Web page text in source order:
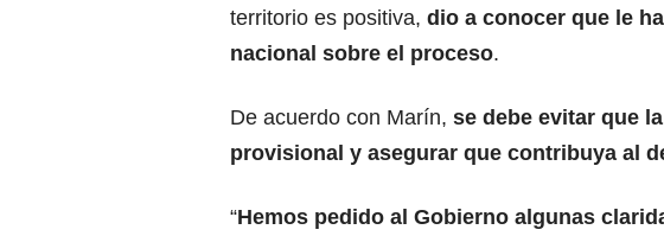
territorio es positiva, dio a conocer que le
nacional sobre el proceso.
De acuerdo con Marín, se debe evitar que
provisional y asegurar que contribuya al
“Hemos pedido al Gobierno algunas